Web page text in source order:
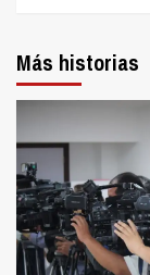
Más historias